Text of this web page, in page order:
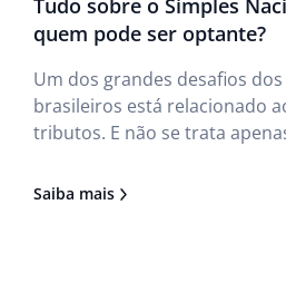
Tudo sobre o Simples
quem pode ser optante?
Um dos grandes desafios
brasileiros está relacionado
tributos. E não se trata
sistema. Assim, o Governo
Saiba mais